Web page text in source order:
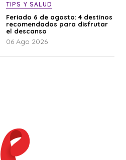
TIPS Y SALUD
Feriado 6 de agosto: 4 destinos
recomendados para disfrutar
el descanso
06 Ago 2026